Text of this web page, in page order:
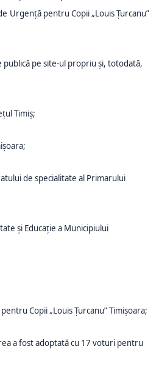
Urgență pentru Copii „Louis Țurcanu”
publică pe site-ul propriu și, totodată,
Timiș;
de specialitate al Primarului
și Educație a Municipiului
Copii „Louis Țurcanu” Timișoara;
a fost adoptată cu 17 voturi pentru